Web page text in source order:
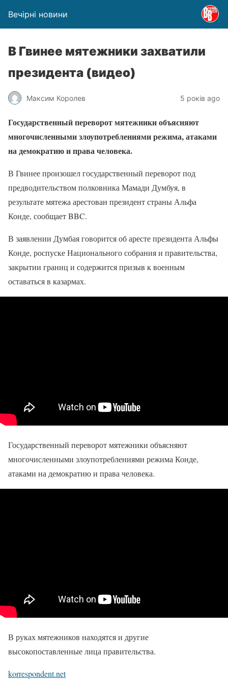
Вечірні новини
В Гвинее мятежники захватили
президента (видео)
Максим Королев 5 років ago
Государственный переворот мятежники объясняют
многочисленными злоупотреблениями режима, атаками
на демократию и права человека.
В Гвинее произошел государственный переворот под
предводительством полковника Мамади Думбуя, в
результате мятежа арестован президент страны Альфа
Конде, сообщает BBC.
В заявлении Думбая говорится об аресте президента Альфы
Конде, роспуске Национального собрания и правительства,
закрытии границ и содержится призыв к военным
оставаться в казармах.
Государственный переворот мятежники объясняют
многочисленными злоупотреблениями режима Конде,
атаками на демократию и права человека.
В руках мятежников находятся и другие
высокопоставленные лица правительства.
korrespondent.net